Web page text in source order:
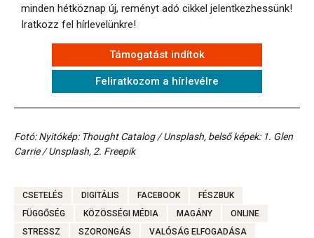
minden hétköznap új, reményt adó cikkel jelentkezhessünk!
Iratkozz fel hírlevelünkre!
Támogatást indítok
Feliratkozom a hírlevélre
Fotó: Nyitókép: Thought Catalog / Unsplash, belső képek: 1. Glen
Carrie / Unsplash, 2. Freepik
CSETELÉS DIGITÁLIS FACEBOOK
FÉSZBUK
FÜGGŐSÉG
KÖZÖSSÉGI MÉDIA MAGÁNY
ONLINE
STRESSZ
SZORONGÁS VALÓSÁG ELFOGADÁSA